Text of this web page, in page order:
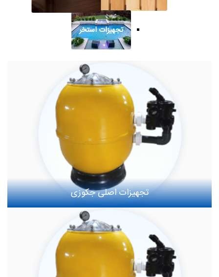
تجهیزات استخر
تجهیزات اصلی جکوزی